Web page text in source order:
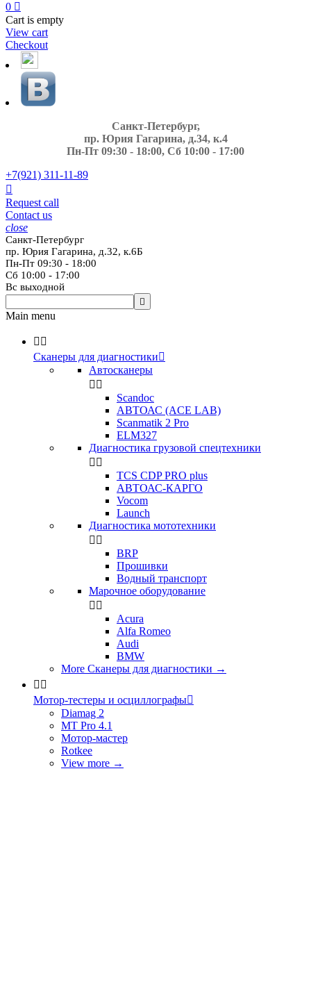
0 
Cart is empty
View cart
Checkout
Санкт-Петербург,
пр. Юрия Гагарина, д.34, к.4
Пн-Пт 09:30 - 18:00, Сб 10:00 - 17:00
+7(921) 311-11-89

Request call
Contact us
close
Санкт-Петербург
пр. Юрия Гагарина, д.32, к.6Б
Пн-Пт 09:30 - 18:00
Сб 10:00 - 17:00
Вс выходной

Main menu
 
Сканеры для диагностики
Автосканеры
 
Scandoc
АВТОАС (ACE LAB)
Scanmatik 2 Pro
ELM327
Диагностика грузовой спецтехники
 
TCS CDP PRO plus
АВТОАС-КАРГО
Vocom
Launch
Диагностика мототехники
 
BRP
Прошивки
Водный транспорт
Марочное оборудование
 
Acura
Alfa Romeo
Audi
BMW
More Сканеры для диагностики →
 
Мотор-тестеры и осциллографы
Diamag 2
MT Pro 4.1
Мотор-мастер
Rotkee
View more →